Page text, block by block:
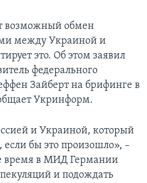
возможный обмен
между Украиной и
это. Об этом заявил
федерального
Зайберт на брифинге в
Укринформ.
и Украиной, который
бы это произошло», –
время в МИД Германии
и подождать